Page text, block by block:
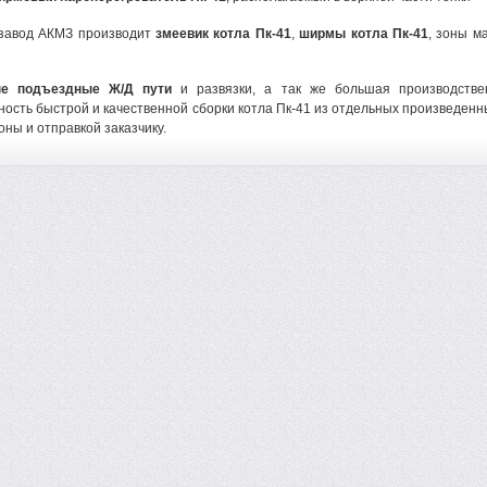
АКМЗ производит змеевик котла Пк-41,ширмы котла Пк-41, зоны
подъездные Ж/Д пути и развязки, а так же большая
быстрой и качественной сборки котла Пк-41 из отдельных
и отправкой заказчику.